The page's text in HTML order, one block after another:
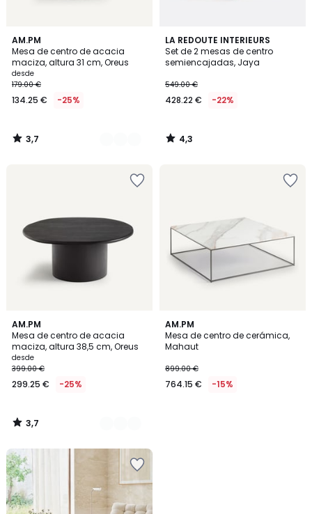
AM.PM
Mesa de centro de acacia
maciza, altura 31 cm, Oreus
desde
179.00 €
134.25 € -25%
3,7
/ 5
2
Colores
3,7
/
LA REDOUTE INTERIEURS
Set de 2 mesas de centro
semiencajadas, Jaya
549.00 €
428.22 € -22%
4,3
/ 5
4,3
/
AM.PM
Mesa de centro de acacia
maciza, altura 38,5 cm, Oreus
desde
399.00 €
299.25 € -25%
3,7
/ 5
2
Colores
3,7
/
AM.PM
Mesa de centro de cerámica,
Mahaut
899.00 €
764.15 € -15%